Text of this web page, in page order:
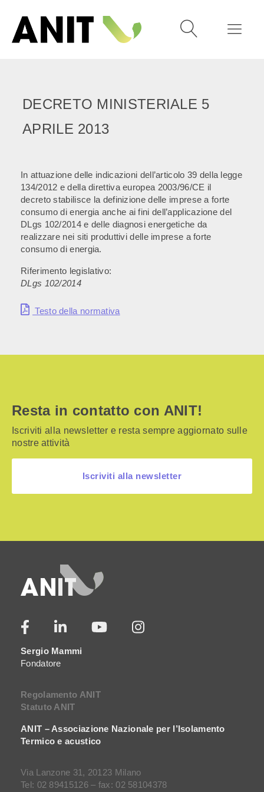
DECRETO MINISTERIALE 5
APRILE 2013
In attuazione delle indicazioni dell’articolo 39 della legge
134/2012 e della direttiva europea 2003/96/CE il
decreto stabilisce la definizione delle imprese a forte
consumo di energia anche ai fini dell’applicazione del
DLgs 102/2014 e delle diagnosi energetiche da
realizzare nei siti produttivi delle imprese a forte
consumo di energia.
Riferimento legislativo:
DLgs 102/2014
Testo della normativa
Resta in contatto con ANIT!
Iscriviti alla newsletter e resta sempre aggiornato sulle
nostre attività
Iscriviti alla newsletter
Sergio Mammi
Fondatore
Regolamento ANIT
Statuto ANIT
ANIT – Associazione Nazionale per l’Isolamento
Termico e acustico
Via Lanzone 31, 20123 Milano
Tel: 02 89415126 – fax: 02 58104378